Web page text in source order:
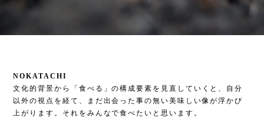
NOKATACHI
文化的背景から「食べる」の構成要素を見直していくと、自分
以外の視点を経て、まだ出会った事の無い美味しい像が浮かび
上がります。それをみんなで食べたいと思います。